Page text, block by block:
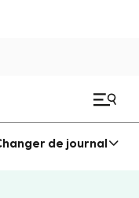
de journal